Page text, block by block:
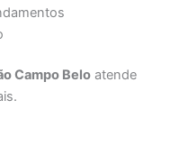
Campo Belo atende